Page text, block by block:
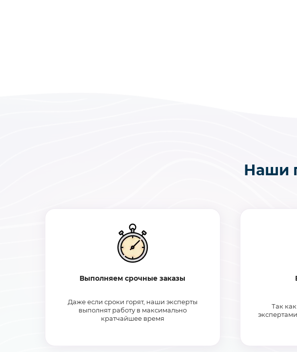
Наши
Выполняем срочные заказы
Даже если сроки горят, наши эксперты
выполнят работу в максимально
кратчайшее время
Так